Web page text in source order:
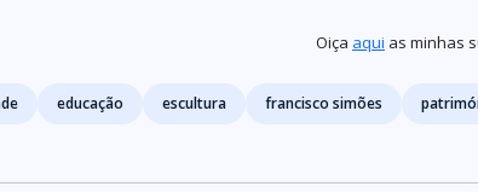
Oiça aqui as minhas
educação escultura francisco simões